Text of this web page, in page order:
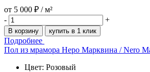
от 5 000 ₽ / м²
-
+
В корзину купить в 1 клик
Подробнее
Пол из мрамора Неро Марквина / Nero
Цвет: Розовый